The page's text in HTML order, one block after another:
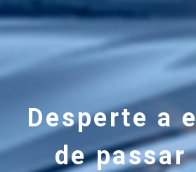
Desperte a
de passar